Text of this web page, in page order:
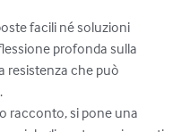
facili né soluzioni
profonda sulla
resistenza che può
racconto, si pone una